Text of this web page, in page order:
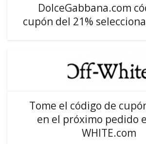
DolceGabbana.com
cupón del 21%
Tome el código de
en el próximo pedido
WHITE.com